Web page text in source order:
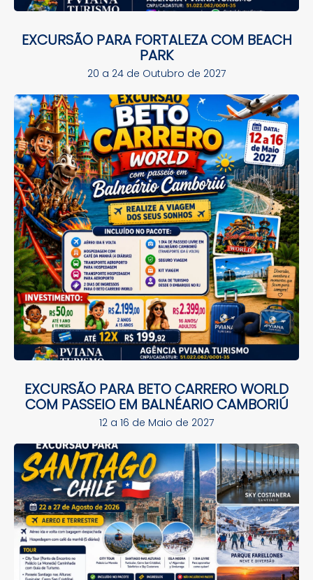
EXCURSÃO PARA FORTALEZA COM BEACH
PARK
20 a 24 de Outubro de 2027
EXCURSÃO PARA BETO CARRERO WORLD
COM PASSEIO EM BALNÉARIO CAMBORIÚ
12 a 16 de Maio de 2027